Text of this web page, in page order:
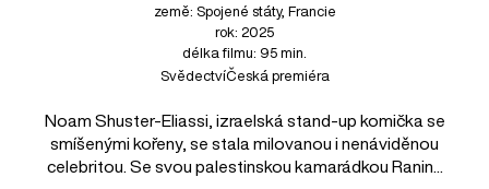
země: Spojené státy, Francie
rok: 2025
délka filmu: 95 min.
SvědectvíČeská premiéra
Noam Shuster-Eliassi, izraelská stand-up komička se
smíšenými kořeny, se stala milovanou i nenáviděnou
celebritou. Se svou palestinskou kamarádkou Ranin...